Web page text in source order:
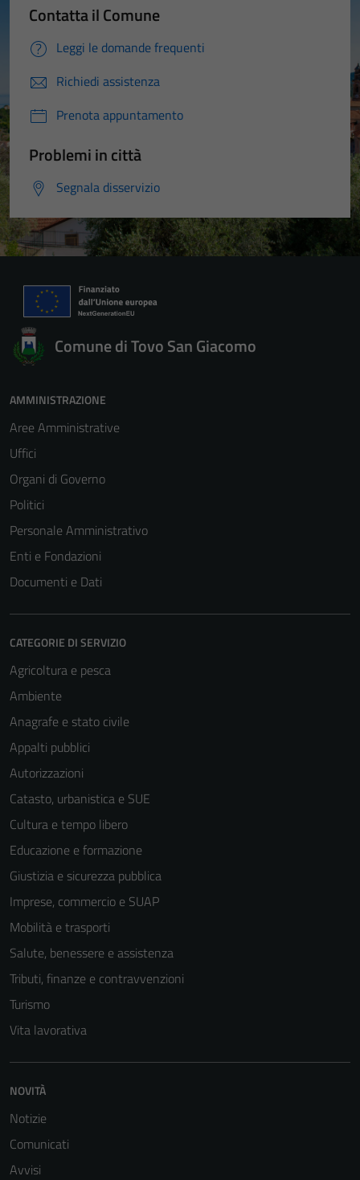
Contatta il Comune
Leggi le domande frequenti
Richiedi assistenza
Prenota appuntamento
Problemi in città
Segnala disservizio
Comune di Tovo San Giacomo
AMMINISTRAZIONE
Aree Amministrative
Uffici
Organi di Governo
Politici
Personale Amministrativo
Enti e Fondazioni
Documenti e Dati
CATEGORIE DI SERVIZIO
Agricoltura e pesca
Ambiente
Anagrafe e stato civile
Appalti pubblici
Autorizzazioni
Catasto, urbanistica e SUE
Cultura e tempo libero
Educazione e formazione
Giustizia e sicurezza pubblica
Imprese, commercio e SUAP
Mobilità e trasporti
Salute, benessere e assistenza
Tributi, finanze e contravvenzioni
Turismo
Vita lavorativa
NOVITÀ
Notizie
Comunicati
Avvisi